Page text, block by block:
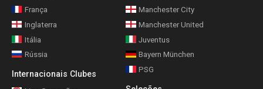
França
Inglaterra
Itália
Rússia
Internacionais Clubes
Manchester City
Manchester United
Juventus
Bayern München
PSG